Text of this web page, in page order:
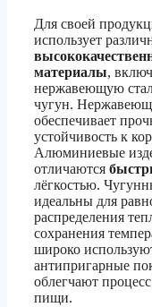
Для своей
использует
материалы,
нержавеющую
чугун.
обеспечивает
устойчивость к
Алюминиевые
отличаются
лёгкостью.
идеальны для
распределения
сохранения
широко
антипригарные
облегчают
пищи.